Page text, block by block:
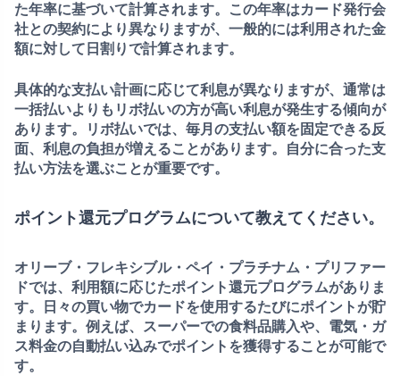
た年率に基づいて計算されます。この年率はカード発行会
社との契約により異なりますが、一般的には利用された金
額に対して日割りで計算されます。
具体的な支払い計画に応じて利息が異なりますが、通常は
一括払いよりもリボ払いの方が高い利息が発生する傾向が
あります。リボ払いでは、毎月の支払い額を固定できる反
面、利息の負担が増えることがあります。自分に合った支
払い方法を選ぶことが重要です。
ポイント還元プログラムについて教えてください。
オリーブ・フレキシブル・ペイ・プラチナム・プリファー
ドでは、利用額に応じたポイント還元プログラムがありま
す。日々の買い物でカードを使用するたびにポイントが貯
まります。例えば、スーパーでの食料品購入や、電気・ガ
ス料金の自動払い込みでポイントを獲得することが可能で
す。